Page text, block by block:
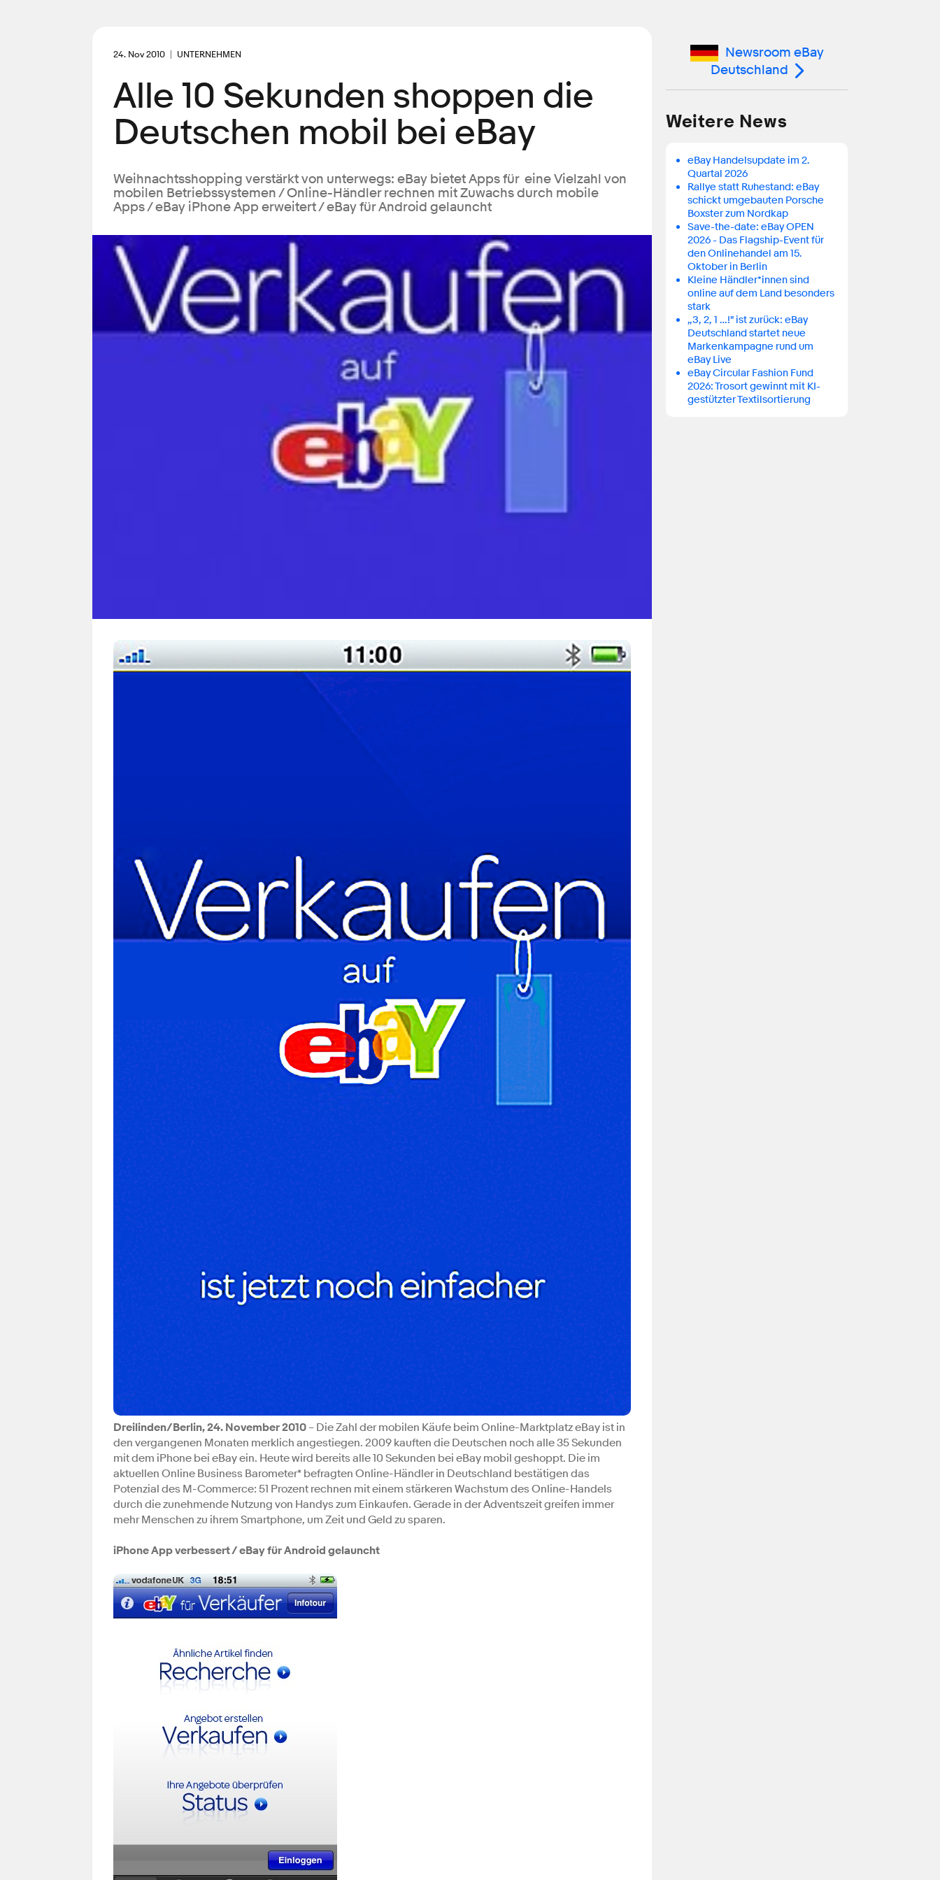
24. Nov 2010 UNTERNEHMEN
Alle 10 Sekunden shoppen die
Deutschen mobil bei eBay
Weihnachtsshopping verstärkt von unterwegs: eBay bietet Apps für eine Vielzahl von
mobilen Betriebssystemen / Online-Händler rechnen mit Zuwachs durch mobile
Apps / eBay iPhone App erweitert / eBay für Android gelauncht
Dreilinden/Berlin, 24. November 2010 – Die Zahl der mobilen Käufe beim Online-Marktplatz eBay ist in
den vergangenen Monaten merklich angestiegen. 2009 kauften die Deutschen noch alle 35 Sekunden
mit dem iPhone bei eBay ein. Heute wird bereits alle 10 Sekunden bei eBay mobil geshoppt. Die im
aktuellen Online Business Barometer* befragten Online-Händler in Deutschland bestätigen das
Potenzial des M-Commerce: 51 Prozent rechnen mit einem stärkeren Wachstum des Online-Handels
durch die zunehmende Nutzung von Handys zum Einkaufen. Gerade in der Adventszeit greifen immer
mehr Menschen zu ihrem Smartphone, um Zeit und Geld zu sparen.
iPhone App verbessert / eBay für Android gelauncht
Newsroom eBay
Deutschland
Weitere News
eBay Handelsupdate im 2.
Quartal 2026
Rallye statt Ruhestand: eBay
schickt umgebauten Porsche
Boxster zum Nordkap
Save-the-date: eBay OPEN
2026 - Das Flagship-Event für
den Onlinehandel am 15.
Oktober in Berlin
Kleine Händler*innen sind
online auf dem Land besonders
stark
„3, 2, 1 …!" ist zurück: eBay
Deutschland startet neue
Markenkampagne rund um
eBay Live
eBay Circular Fashion Fund
2026: Trosort gewinnt mit KI-
gestützter Textilsortierung